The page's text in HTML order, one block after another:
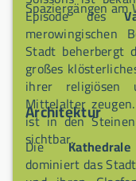
Spaziergängen
Episode des
Stadt beherbergt
großes
ihrer religiösen
Mittelalter
ist in den
sichtbar.
Architektur
Die
dominiert das